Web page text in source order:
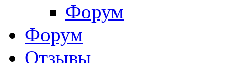
Форум
Форум
Отзывы